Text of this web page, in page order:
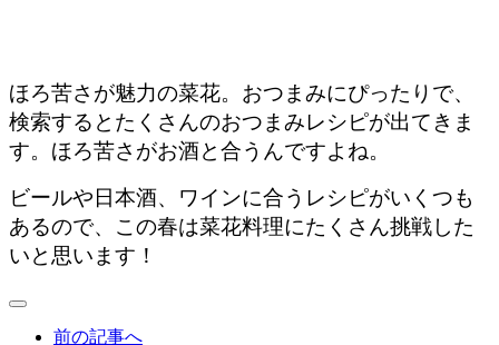
ほろ苦さが魅力の菜花。おつまみにぴったりで、
検索するとたくさんのおつまみレシピが出てきま
す。ほろ苦さがお酒と合うんですよね。
ビールや日本酒、ワインに合うレシピがいくつも
あるので、この春は菜花料理にたくさん挑戦した
いと思います！
前の記事へ